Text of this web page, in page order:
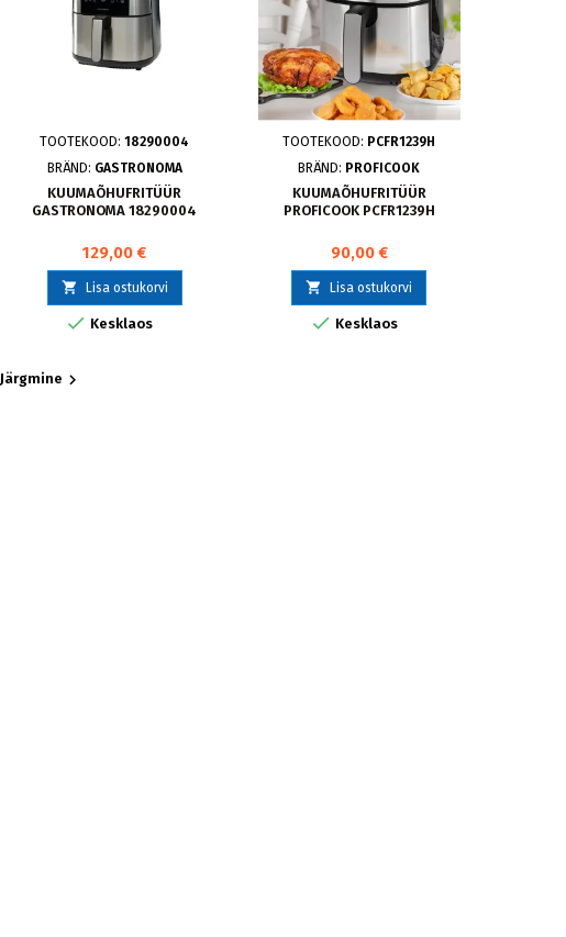
TOOTEKOOD:18290004
BRÄND: GASTRONOMA
KUUMAÕHUFRITÜÜR
GASTRONOMA 18290004
129,00 €
 Lisa ostukorvi
 Kesklaos
TOOTEKOOD: PCFR1239H
BRÄND: PROFICOOK
KUUMAÕHUFRITÜÜR
PROFICOOK PCFR1239H
90,00 €
 Lisa ostukorvi
 Kesklaos
Järgmine 